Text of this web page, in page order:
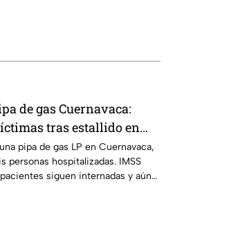
de gas Cuernavaca:
tras estallido en
pipa de gas LP en Cuernavaca,
personas hospitalizadas. IMSS
siguen internadas y aún